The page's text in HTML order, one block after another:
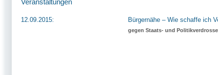
Veranstaltungen
12.09.2015: Bürgernähe – Wie schaffe ich
gegen Staats- und